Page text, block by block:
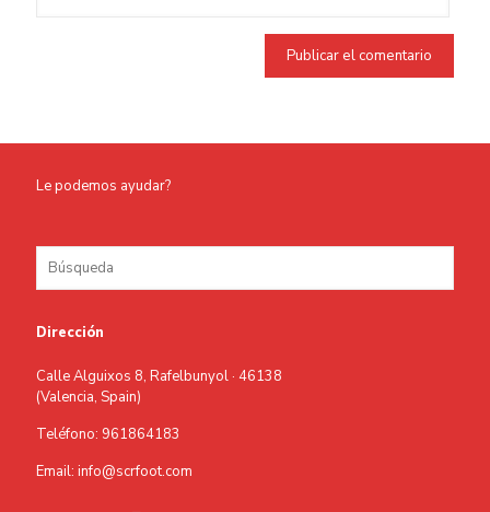
Le podemos ayudar?
Dirección
Calle Alguixos 8, Rafelbunyol · 46138
(Valencia, Spain)
Teléfono: 961864183
Email: info@scrfoot.com